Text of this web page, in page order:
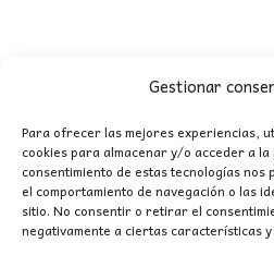
Gestionar
Para ofrecer las mejores experiencias,
cookies para almacenar y/o acceder a
consentimiento de estas tecnologías
el comportamiento de navegación o las
sitio. No consentir o retirar el
negativamente a ciertas características
CONTACTO
MI CUENTA